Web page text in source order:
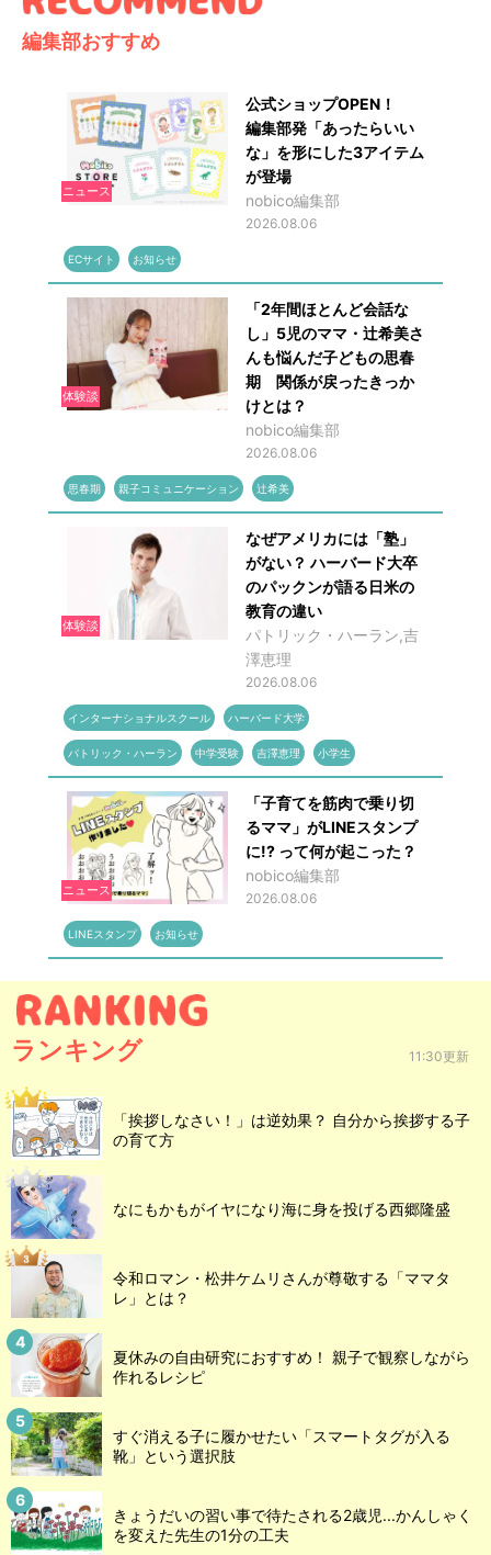
編集部おすすめ
ニュース
公式ショップOPEN！
編集部発「あったらいい
な」を形にした3アイテム
が登場
nobico編集部
2026.08.06
ECサイト お知らせ
体験談
「2年間ほとんど会話な
し」5児のママ・辻希美さ
んも悩んだ子どもの思春
期 関係が戻ったきっか
けとは？
nobico編集部
2026.08.06
思春期 親子コミュニケーション 辻希美
体験談
なぜアメリカには「塾」
がない？ ハーバード大卒
のパックンが語る日米の
教育の違い
パトリック・ハーラン,吉
澤恵理
2026.08.06
インターナショナルスクール ハーバード大学
パトリック・ハーラン 中学受験 吉澤恵理 小学生
ニュース
「子育てを筋肉で乗り切
るママ」がLINEスタンプ
に!? って何が起こった？
nobico編集部
2026.08.06
LINEスタンプ お知らせ
ランキング 11:30更新
「挨拶しなさい！」は逆効果？ 自分から挨拶する子
の育て方
なにもかもがイヤになり海に身を投げる西郷隆盛
令和ロマン・松井ケムリさんが尊敬する「ママタ
レ」とは？
夏休みの自由研究におすすめ！ 親子で観察しながら
作れるレシピ
すぐ消える子に履かせたい「スマートタグが入る
靴」という選択肢
きょうだいの習い事で待たされる2歳児...かんしゃく
を変えた先生の1分の工夫